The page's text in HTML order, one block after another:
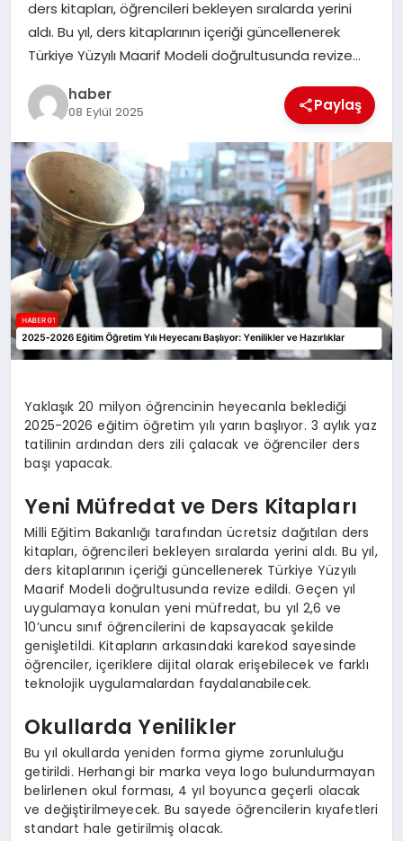
ders kitapları, öğrencileri bekleyen sıralarda yerini
aldı. Bu yıl, ders kitaplarının içeriği güncellenerek
Türkiye Yüzyılı Maarif Modeli doğrultusunda revize…
haber
08 Eylül 2025 Paylaş
Yaklaşık 20 milyon öğrencinin heyecanla beklediği
2025-2026 eğitim öğretim yılı yarın başlıyor. 3 aylık yaz
tatilinin ardından ders zili çalacak ve öğrenciler ders
başı yapacak.
Yeni Müfredat ve Ders Kitapları
Milli Eğitim Bakanlığı tarafından ücretsiz dağıtılan ders
kitapları, öğrencileri bekleyen sıralarda yerini aldı. Bu yıl,
ders kitaplarının içeriği güncellenerek Türkiye Yüzyılı
Maarif Modeli doğrultusunda revize edildi. Geçen yıl
uygulamaya konulan yeni müfredat, bu yıl 2,6 ve
10’uncu sınıf öğrencilerini de kapsayacak şekilde
genişletildi. Kitapların arkasındaki karekod sayesinde
öğrenciler, içeriklere dijital olarak erişebilecek ve farklı
teknolojik uygulamalardan faydalanabilecek.
Okullarda Yenilikler
Bu yıl okullarda yeniden forma giyme zorunluluğu
getirildi. Herhangi bir marka veya logo bulundurmayan
belirlenen okul forması, 4 yıl boyunca geçerli olacak
ve değiştirilmeyecek. Bu sayede öğrencilerin kıyafetleri
standart hale getirilmiş olacak.